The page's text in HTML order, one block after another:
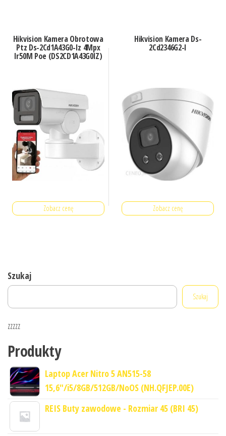
Hikvision Kamera Obrotowa
Ptz Ds-2Cd1A43G0-Iz 4Mpx
Ir50M Poe (DS2CD1A43G0IZ)
Zobacz cenę
Hikvision Kamera Ds-
2Cd2346G2-I
Zobacz cenę
Szukaj
Szukaj
zzzzz
Produkty
Laptop Acer Nitro 5 AN515-58
15,6"/i5/8GB/512GB/NoOS (NH.QFJEP.00E)
REIS Buty zawodowe - Rozmiar 45 (BRI 45)